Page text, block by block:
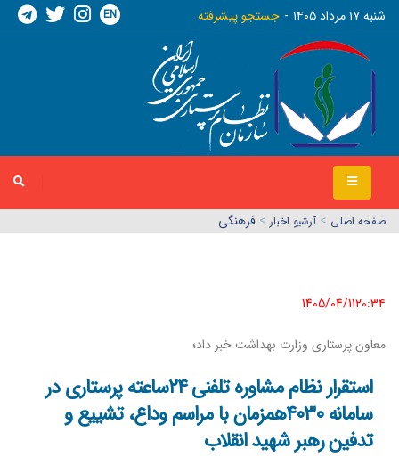
شنبه ١٧ مرداد ١٤٠٥ جستجو پیشرفته EN
صفحه اصلي > آرشیو اخبار > فرهنگی
1405/04/11٢٠:٣٤
معاون پرستاری وزارت بهداشت خبر داد؛
استقرار نظام مشاوره تلفنی ۲۴ساعته پرستاری در
سامانه ۴۰۳۰همزمان با مراسم وداع، تشییع و
تدفین رهبر شهید انقلاب